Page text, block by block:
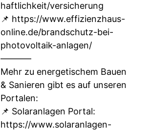
haftlichkeit/versicherung
📌 https://www.effizienzhaus-
online.de/brandschutz-bei-
photovoltaik-anlagen/
–––––––
Mehr zu energetischem Bauen
& Sanieren gibt es auf unseren
Portalen:
📌 Solaranlagen Portal:
https://www.solaranlagen-